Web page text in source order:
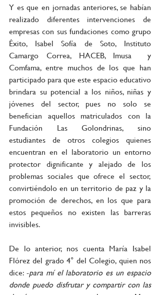
Y es que en jornadas anteriores, se habían
realizado diferentes intervenciones de
empresas con sus fundaciones como grupo
Éxito, Isabel Sofía de Soto, Instituto
Camargo Correa, HACEB, Imusa  y
Comfama, entre muchos de los que han
participado para que este espacio educativo
brindara su potencial a los niños, niñas y
jóvenes del sector, pues no solo se
benefician aquellos matriculados con la
Fundación Las Golondrinas, sino
estudiantes de otros colegios quienes
encuentran en el laboratorio un entorno
protector dignificante y alejado de los
problemas sociales que ofrece el sector,
convirtiéndolo en un territorio de paz y la
promoción de derechos, en los que para
estos pequeños no existen las barreras
invisibles.
De lo anterior, nos cuenta María Isabel
Flórez del grado 4° del Colegio, quien nos
dice: -para mí el laboratorio es un espacio
donde puedo disfrutar y compartir con las